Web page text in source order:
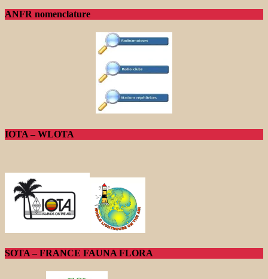
ANFR nomenclature
IOTA – WLOTA
SOTA – FRANCE FAUNA FLORA